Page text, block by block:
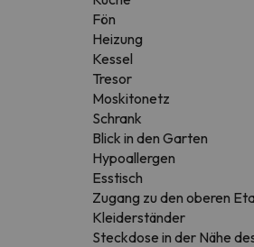
Fön
Heizung
Kessel
Tresor
Moskitonetz
Schrank
Blick in den Garten
Hypoallergen
Esstisch
Zugang zu den oberen
Kleiderständer
Steckdose in der Nähe